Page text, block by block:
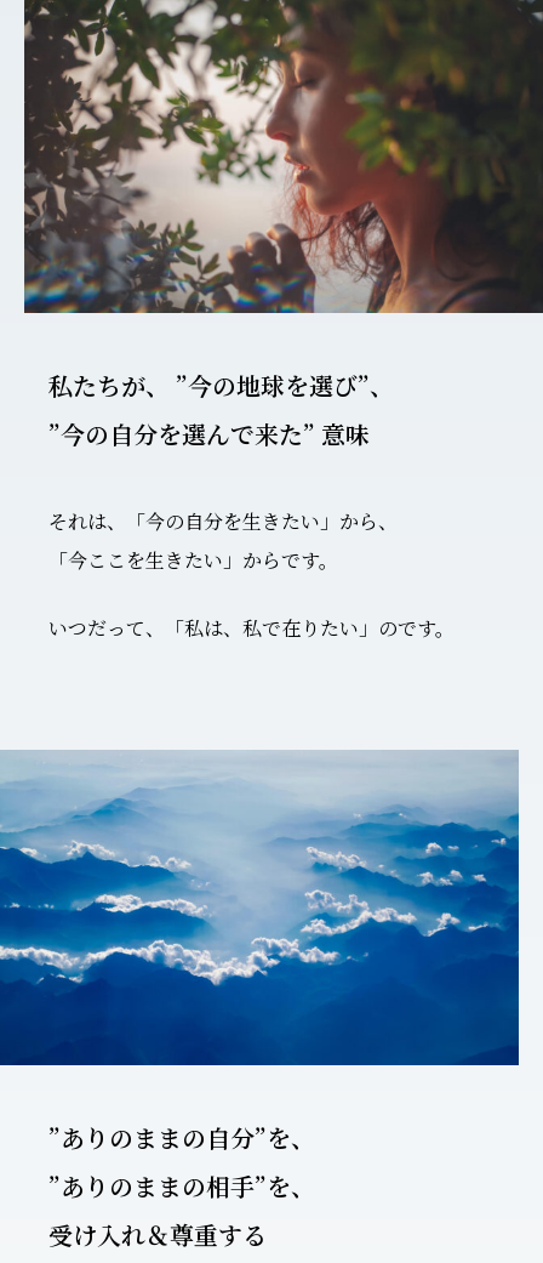
私たちが、 ”今の地球を選び”、
”今の自分を選んで来た” 意味
それは、「今の自分を生きたい」から、
「今ここを生きたい」からです。
いつだって、「私は、私で在りたい」のです。
”ありのままの自分”を、
”ありのままの相手”を、
受け入れ＆尊重する